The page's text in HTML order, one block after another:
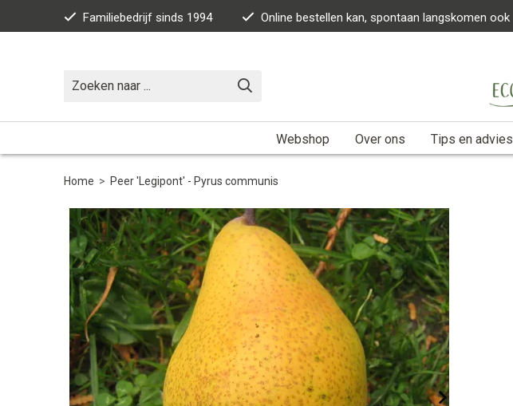
Familiebedrijf sinds 1994 Online bestellen kan, spontaan langskomen ook
Webshop Over ons Tips en advies
Home > Peer 'Legipont' - Pyrus communis